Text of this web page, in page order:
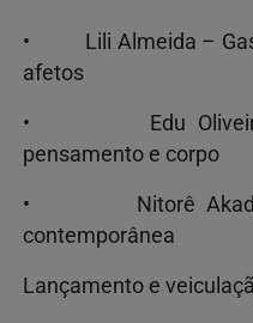
• Lili Almeida –
afetos
• Edu Oliveira
pensamento e corpo
• Nitorê Akadã –
contemporânea
Lançamento e